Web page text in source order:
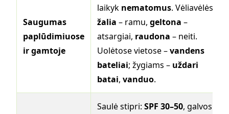
Saugumas
paplūdimiuose
ir gamtoje
laikyk nematomus. Vėliavėlės:
žalia – ramu, geltona –
atsargiai, raudona – neiti.
Uolėtose vietose –vandens
bateliai; žygiams – uždari
batai, vanduo.
Saulė stipri: SPF 30–50, galvos